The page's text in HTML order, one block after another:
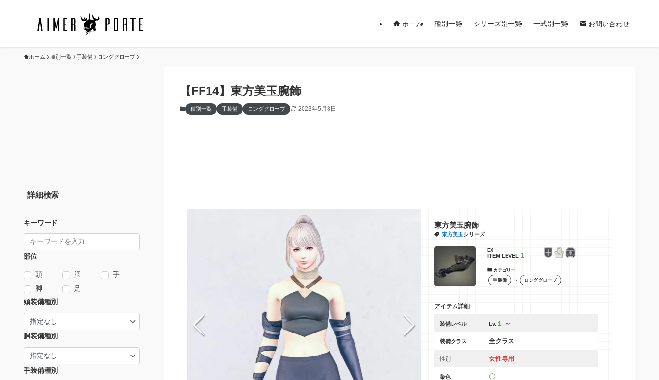
ホーム 種別一覧 シリーズ別一覧 一式別一覧 お問い合わせ
ホーム 種別一覧 手装備 ロンググローブ
【FF14】東方美玉腕飾
種別一覧 手装備 ロンググローブ 2023年5月8日
東方美玉腕飾
東方美玉シリーズ
EX
ITEM LEVEL 1
カテゴリー
手装備 ＞ ロンググローブ
アイテム詳細
装備レベル Lv.１ ～
装備クラス 全クラス
性別 女性専用
染色 〇
詳細検索
キーワード
部位
頭 胴
手
脚
足
頭装備種別
胴装備種別
手装備種別